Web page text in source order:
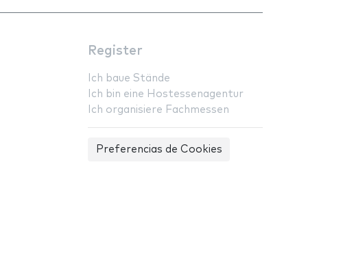
Register
Ich baue Stände
Ich bin eine Hostessenagentur
Ich organisiere Fachmessen
Preferencias de Cookies